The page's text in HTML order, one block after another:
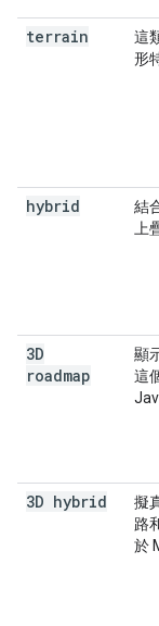
terrain
這
形
hybrid
結
上
3D
roadmap
顯
這
3D hybrid
擬
路
於